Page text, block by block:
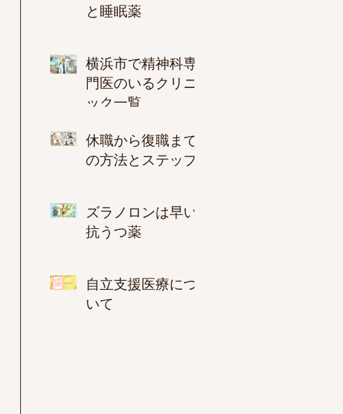
と睡眠薬
横浜市で精神科専
門医のいるクリニ
ック一覧
休職から復職まで
の方法とステップ
ズラノロンは早い
抗うつ薬
自立支援医療につ
いて